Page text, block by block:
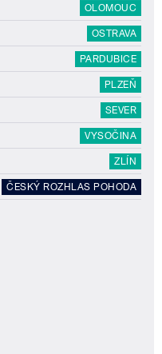
OLOMOUC
OSTRAVA
PARDUBICE
PLZEŇ
SEVER
VYSOČINA
ZLÍN
ČESKÝ ROZHLAS POHODA